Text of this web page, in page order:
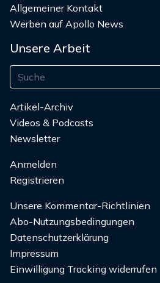
Allgemeiner Kontakt
Werben auf Apollo News
Unsere Arbeit
Artikel-Archiv
Videos & Podcasts
Newsletter
Anmelden
Registrieren
Unsere Kommentar-Richtlinien
Abo-Nutzungsbedingungen
Datenschutzerklärung
Impressum
Einwilligung Tracking widerrufen